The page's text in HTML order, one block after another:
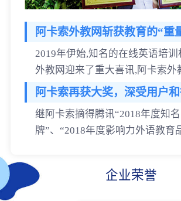
阿卡索外教网斩获教育的“重
2019年伊始,知名的在线英语培训
外教网迎来了重大喜讯,阿卡索外
阿卡索再获大奖，深受用户
继阿卡索摘得腾讯“2018年度知
牌”、“2018年度影响力外语教育
企业荣誉